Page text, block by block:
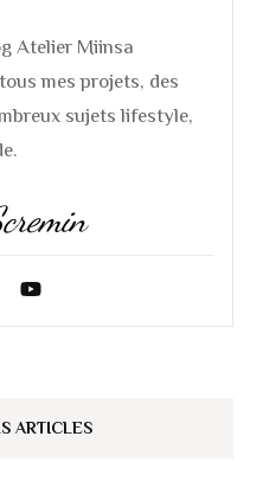
Atelier Miinsa
mes projets, des
sujets lifestyle,
ARTICLES